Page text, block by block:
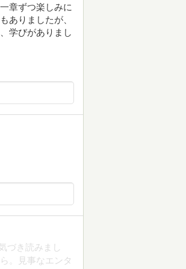
章ずつ楽しみに
ありましたが、
学びがありまし
づき読みまし
。見事なエンタ